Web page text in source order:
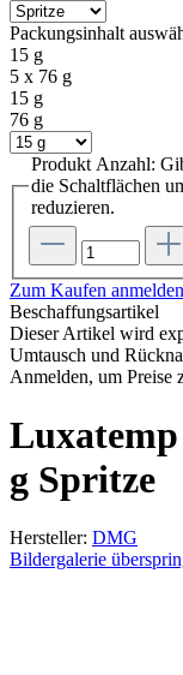
Packungsinhalt
15 g
5 x 76 g
15 g
76 g
Produkt Anzahl:
die Schaltflächen
reduzieren.
Zum Kaufen anmelden
Beschaffungsartikel
Dieser Artikel wird
Umtausch und
Anmelden, um Preise
Luxatemp
g Spritze
Hersteller: DMG
Bildergalerie